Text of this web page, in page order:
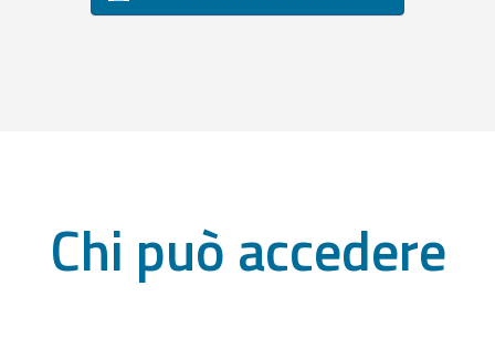
Chi può accedere